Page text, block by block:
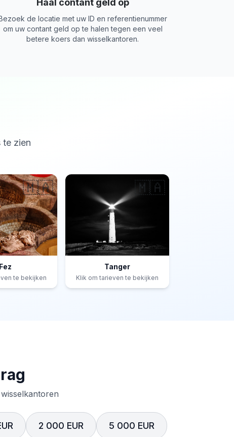
Haal contant geld op
de locatie met uw ID en referentienummer
om uw contant geld op te halen tegen een veel
betere koers dan wisselkantoren.
te zien
🇲🇦
Fez
te bekijken
🇲🇦
Tanger
Klik om tarieven te bekijken
2 000 EUR 5 000 EUR